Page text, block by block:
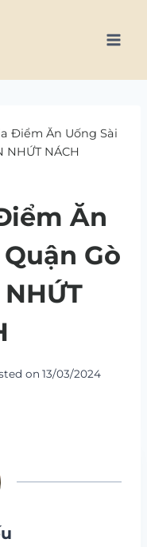
Điểm Ăn Uống Sài
NHỨT NÁCH
Ăn
Gò
on 13/03/2024